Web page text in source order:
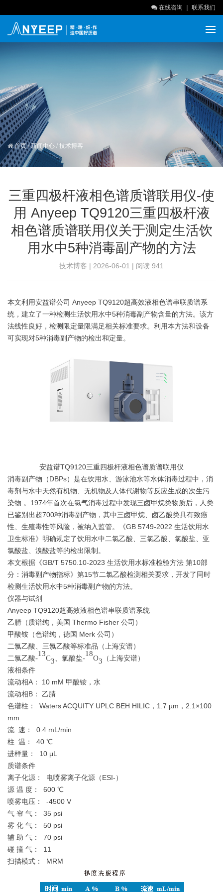
在线咨询 联系我们
首页/新闻中心 / 技术博客
三重四极杆液相色谱质谱联用仪-使
用 Anyeep TQ9120三重四极杆液
相色谱质谱联用仪关于测定生活饮
用水中5种消毒副产物的方法
技术博客 | 2026-06-01 | 阅读 941
本文利用安益谱公司 Anyeep TQ9120超高效液相色谱串联质谱系
统 ，建立了一种检测生活饮用水中5种消毒副产物含量的方法。该方
法线性良好，检测限定量限满足相关标准要求。利用本方法和设备
可实现对5种消毒副产物的检出和定量。
安益谱TQ9120三重四极杆液相色谱质谱联用仪
消毒副产物（DBPs）是在饮用水、游泳池水等水体消毒过程中，消
毒剂与水中天然有机物、无机物及人体代谢物等反应生成的次生污
染物 。1974年首次在氯气消毒过程中发现三卤甲烷类物质后，人类
已鉴别出超700种消毒副产物，其中三卤甲烷、卤乙酸类具有致癌
性、生殖毒性等风险，被纳入监管。《GB 5749-2022 生活饮用水
卫生标准》明确规定了饮用水中二氯乙酸、三氯乙酸、氯酸盐、亚
氯酸盐、溴酸盐等的检出限制。
本文根据《GB/T 5750.10-2023 生活饮用水标准检验方法 第10部
分：消毒副产物指标》第15节二氯乙酸检测相关要求，开发了同时
检测生活饮用水中5种消毒副产物的方法。
仪器与试剂
Anyeep TQ9120超高效液相色谱串联质谱系统
乙腈（质谱纯，美国 Thermo Fisher 公司）
甲酸铵（色谱纯，德国 Merk 公司）
二氯乙酸、三氯乙酸等标准品（上海安谱）
二氯乙酸-
13
C3 、氯酸盐-
18
O3 （上海安谱）
液相条件
流动相A： 10 mM 甲酸铵，水
流动相B： 乙腈
色谱柱： Waters ACQUITY UPLC BEH HILIC，1.7 µm，2.1×100
mm
流 速： 0.4 mL/min
柱 温： 40 ℃
进样量： 10 μL
质谱条件
离子化源： 电喷雾离子化源（ESI-）
源 温 度： 600 ℃
喷雾电压： -4500 V
气 帘 气： 35 psi
雾 化 气： 50 psi
辅 助 气： 70 psi
碰 撞 气： 11
扫描模式： MRM